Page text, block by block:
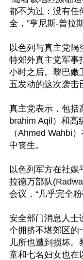
都不为过：没有任
全，”亨尼斯-普拉
以色列与真主党隔
特郊外真主党军事
小时之后。黎巴嫩
五发动的这次袭击
真主党表示，包括
brahim Aqil）和高
（Ahmed Wahbi
中丧生。
以色列军方在社媒
拉德万部队
会议，“几乎完全
安全部门消息人士
个拥挤不堪郊区的
儿所也遭到损坏
童和七名妇女也在